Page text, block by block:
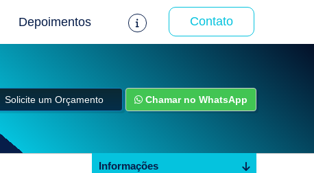
Depoimentos Contato
Solicite um Orçamento Chamar no WhatsApp
Informações